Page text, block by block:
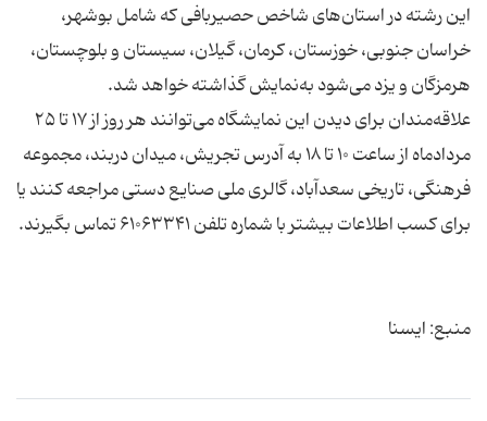
این رشته در استان‌های شاخص حصیربافی که شامل بوشهر،
خراسان‌ جنوبی، خوزستان، کرمان، گیلان، سیستان و بلوچستان،
علاقه‌مندان برای دیدن این نمایشگاه می‌توانند هر روز از ۱۷ تا ۲۵
مردادماه از ساعت ۱۰ تا ۱۸ به آدرس تجریش، میدان دربند، مجموعه
فرهنگی، تاریخی سعدآباد، گالری ملی صنایع دستی مراجعه کنند یا
منبع: ایسنا